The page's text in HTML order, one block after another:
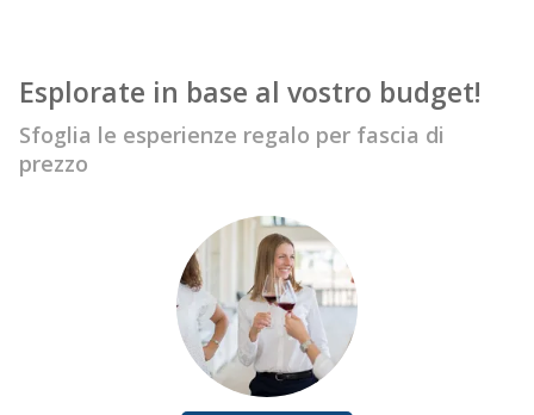
Esplorate in base al vostro budget!
Sfoglia le esperienze regalo per fascia di
prezzo